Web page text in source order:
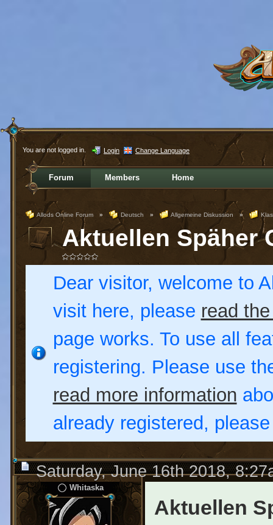
You are not logged in. Login Change Language
Forum Members Home
Allods Online Forum » Deutsch » Allgemeine Diskussion »
Aktuellen Späher
Dear visitor, welcome to
visit here, please read
page works. To use all
registering. Please use
read more information
already registered,
Saturday, June 16th 2018,
Whitaska
Aktuellen